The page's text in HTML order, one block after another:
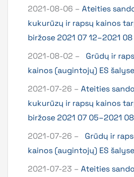
2021-08-06 – Ateities
kukurūzų ir rapsų kainos
biržose 2021 07 12–2021
2021-08-02 – Grūdų ir
kainos (augintojų) ES
2021-07-26 – Ateities
kukurūzų ir rapsų kainos
biržose 2021 07 05–2021
2021-07-26 –
Grūdų ir
kainos (augintojų) ES
2021-07-23 – Ateities